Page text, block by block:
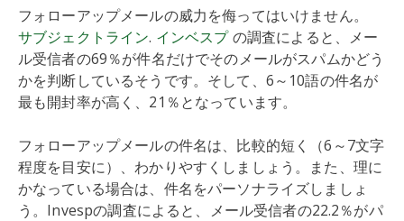
フォローアップメールの威力を侮ってはいけません。
サブジェクトライン. インベスプの調査によると、メー
ル受信者の69％が件名だけでそのメールがスパムかどう
かを判断しているそうです。そして、6～10語の件名が
最も開封率が高く、21％となっています。
フォローアップメールの件名は、比較的短く（6～7文字
程度を目安に）、わかりやすくしましょう。また、理に
かなっている場合は、件名をパーソナライズしましょ
う。Invespの調査によると、メール受信者の22.2％がパ